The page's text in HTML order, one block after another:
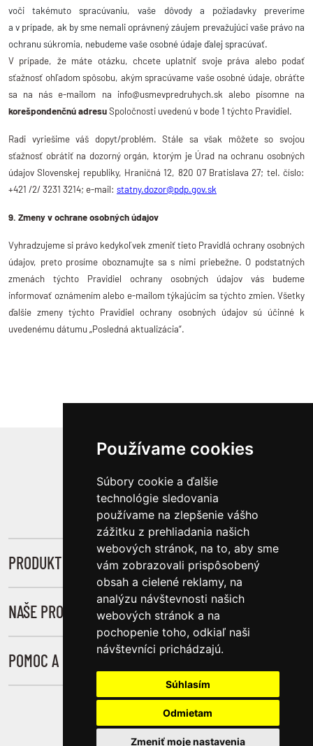
Používame cookies
Súbory cookie a ďalšie
technológie sledovania
používame na zlepšenie vášho
zážitku z prehliadania našich
webových stránok, na to, aby sme
vám zobrazovali prispôsobený
obsah a cielené reklamy, na
analýzu návštevnosti našich
webových stránok a na
pochopenie toho, odkiaľ naši
návštevníci prichádzajú.
Súhlasím
Odmietam
Zmeniť moje nastavenia
voči takémuto spracúvaniu, vaše dôvody a požiadavky preveríme
a v prípade, ak by sme nemali oprávnený záujem prevažujúci vaše právo na
ochranu súkromia, nebudeme vaše osobné údaje ďalej spracúvať.
V prípade, že máte otázku, chcete uplatniť svoje práva alebo podať
sťažnosť ohľadom spôsobu, akým spracúvame vaše osobné údaje, obráťte
sa na nás e-mailom na info@usmevpredruhych.sk alebo písomne na
korešpondenčnú adresuSpoločnosti uvedenú v bode 1 týchto Pravidiel.
Radi vyriešime váš dopyt/problém. Stále sa však môžete so svojou
sťažnosť obrátiť na dozorný orgán, ktorým je Úrad na ochranu osobných
údajov Slovenskej republiky, Hraničná 12, 820 07 Bratislava 27; tel. číslo:
+421 /2/ 3231 3214; e-mail: statny.dozor@pdp.gov.sk
9. Zmeny v ochrane osobných údajov
Vyhradzujeme si právo kedykoľvek zmeniť tieto Pravidlá ochrany osobných
údajov, preto prosíme oboznamujte sa s nimi priebežne. O podstatných
zmenách týchto Pravidiel ochrany osobných údajov vás budeme
informovať oznámením alebo e-mailom týkajúcim sa týchto zmien. Všetky
ďalšie zmeny týchto Pravidiel ochrany osobných údajov sú účinné k
uvedenému dátumu „Posledná aktualizácia“.
PRODUKTY
Muži
Iné
NAŠE PROJEKTY
Úsmev Pre Druhých
Genetické Syndrómy
POMOC A INFORMÁCIE
Všeobecné Obchodné Podmienky
Pravidlá Ochrany Osobných Údajov
© 2026, Úsmev pre druhých, O.Z.